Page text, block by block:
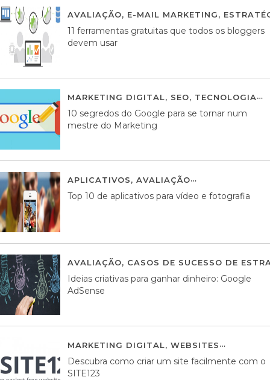
AVALIAÇÃO, E-MAIL MARKETING,
11 ferramentas gratuitas que todos os bloggers
devem usar
MARKETING DIGITAL, SEO, TECNOLOGIA
10 segredos do Google para se tornar num
mestre do Marketing
APLICATIVOS, AVALIAÇÃO
Top 10 de aplicativos para vídeo e fotografia
AVALIAÇÃO, CASOS DE SUCESSO DE
Ideias criativas para ganhar dinheiro: Google
AdSense
MARKETING DIGITAL, WEBSITES
Descubra como criar um site facilmente com o
SITE123